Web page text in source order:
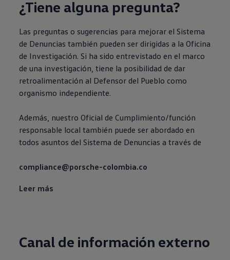
¿Tiene alguna pregunta?
Las preguntas o sugerencias para mejorar el Sistema
de Denuncias también pueden ser dirigidas a la Oficina
de Investigación. Si ha sido entrevistado en el marco
de una investigación, tiene la posibilidad de dar
retroalimentación al Defensor del Pueblo como
organismo independiente.
Además, nuestro Oficial de Cumplimiento/función
responsable local también puede ser abordado en
todos asuntos del Sistema de Denuncias a través de
compliance@porsche-colombia.co
Leer más
Canal de información externo